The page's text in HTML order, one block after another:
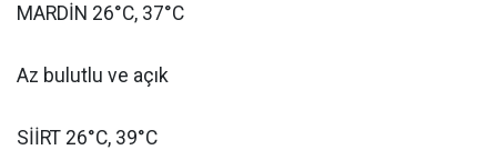
MARDİN 26°C, 37°C
Az bulutlu ve açık
SİİRT 26°C, 39°C